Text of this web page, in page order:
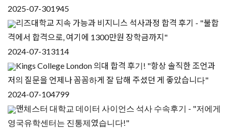
2025-07-301945
리즈대학교 지속 가능과 비지니스 석사과정 합격 후기 - "불합
격에서 합격으로, 여기에 1300만원 장학금까지"
2024-07-313114
Kings College London 의대 합격 후기! "항상 솔직한 조언과
저의 질문을 언제나 꼼꼼하게 잘 답해 주셨던 게 좋았습니다"
2024-07-104799
맨체스터 대학교 데이터 사이언스 석사 수속후기 - "저에게
영국유학센터는 진통제였습니다!"